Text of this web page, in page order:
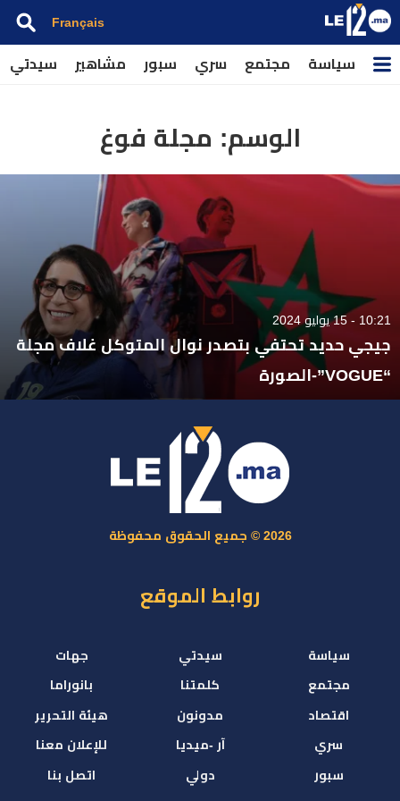
Français
سياسة مجتمع سري سبور مشاهير سيدتي
الوسم: مجلة فوغ
10:21 - 15 يوليو 2024
جيجي حديد تحتفي بتصدر نوال المتوكل غلاف مجلة
“VOGUE”-الصورة
2026 © جميع الحقوق محفوظة
روابط الموقع
سياسة
مجتمع
اقتصاد
سري
سبور
سيدتي
كلمتنا
مدونون
آر -ميديا
دولي
جهات
بانوراما
هيئة التحرير
للإعلان معنا
اتصل بنا